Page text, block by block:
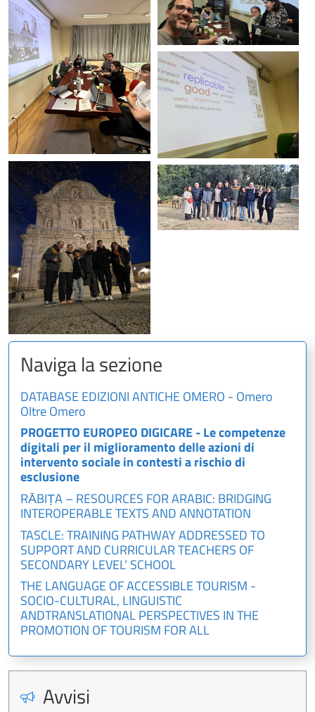
Naviga la sezione
DATABASE EDIZIONI ANTICHE OMERO - Omero
Oltre Omero
PROGETTO EUROPEO DIGICARE - Le competenze
digitali per il miglioramento delle azioni di
intervento sociale in contesti a rischio di
esclusione
RĀBIṬA – RESOURCES FOR ARABIC: BRIDGING
INTEROPERABLE TEXTS AND ANNOTATION
TASCLE: TRAINING PATHWAY ADDRESSED TO
SUPPORT AND CURRICULAR TEACHERS OF
SECONDARY LEVEL’ SCHOOL
THE LANGUAGE OF ACCESSIBLE TOURISM -
SOCIO-CULTURAL, LINGUISTIC
ANDTRANSLATIONAL PERSPECTIVES IN THE
PROMOTION OF TOURISM FOR ALL
Avvisi